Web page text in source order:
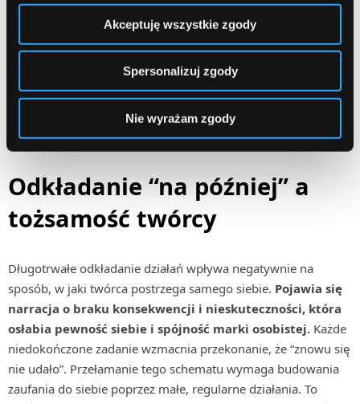
Akceptuję wszystkie zgody
Spersonalizuj zgody
Nie wyrażam zgody
czekanie na idealny moment.
Pomocne okazuje się również dzielenie dużych
projektów na bardzo małe etapy oraz jasne określanie
minimum, które musi zostać wykonane danego dnia.
częściej doświadcza poczucia domknięcia.
Odkładanie “na później” a
tożsamość twórcy
Długotrwałe odkładanie działań wpływa negatywnie na
sposób, w jaki twórca postrzega samego siebie. Pojawia się
narracja o braku konsekwencji i nieskuteczności, która
osłabia pewność siebie i spójność marki osobistej. Każde
niedokończone zadanie wzmacnia przekonanie, że “znowu się
nie udało”. Przełamanie tego schematu wymaga budowania
zaufania do siebie poprzez małe, regularne działania. To